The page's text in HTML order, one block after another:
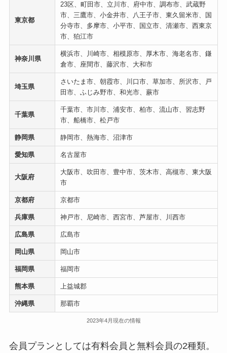
東京都
23区、町田市、立川市、府中市、調布市、武蔵野
市、三鷹市、小金井市、八王子市、東久留米市、国
分寺市、多摩市、小平市、国立市、清瀬市、西東京
市、狛江市
神奈川県
横浜市、川崎市、相模原市、厚木市、海老名市、鎌
倉市、座間市、藤沢市、大和市
埼玉県
さいたま市、朝霞市、川口市、草加市、所沢市、戸
田市、ふじみ野市、和光市、蕨市
千葉県
千葉市、市川市、浦安市、柏市、流山市、習志野
市、船橋市、松戸市
静岡県 静岡市、熱海市、沼津市
愛知県 名古屋市
大阪府
大阪市、吹田市、豊中市、茨木市、高槻市、東大阪
市
京都府 京都市
兵庫県 神戸市、尼崎市、西宮市、芦屋市、川西市
広島県 広島市
岡山県 岡山市
福岡県 福岡市
熊本県 上益城郡
沖縄県 那覇市
2023年4月現在の情報
会員プランとしては有料会員と無料会員の2種類。